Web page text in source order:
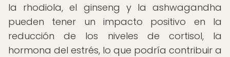
la rhodiola, el ginseng y la ashwagandha
pueden tener un impacto positivo en la
reducción de los niveles de cortisol, la
hormona del estrés, lo que podría contribuir a